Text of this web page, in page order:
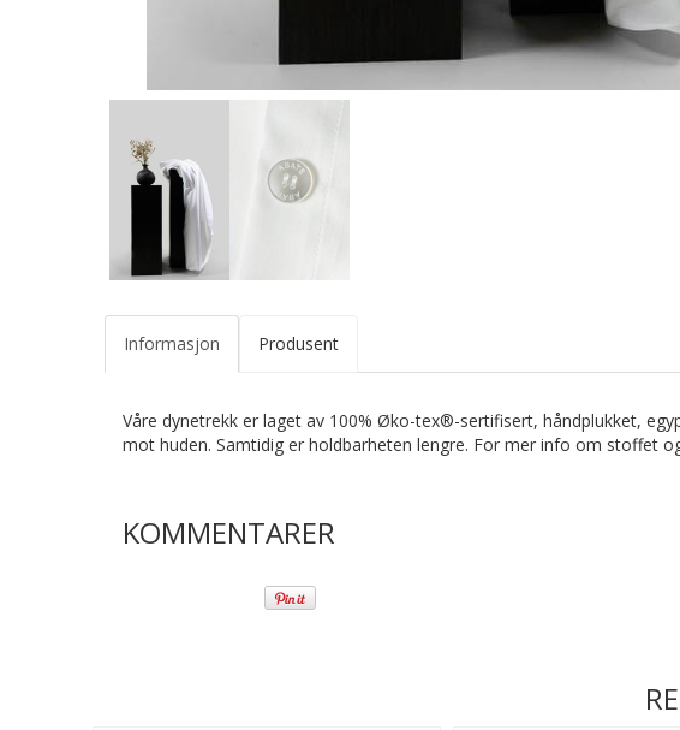
Informasjon Produsent
Våre dynetrekk er laget av 100% Øko-tex®-sertifisert, håndplukket,
mot huden. Samtidig er holdbarheten lengre. For mer info om stoffet
KOMMENTARER